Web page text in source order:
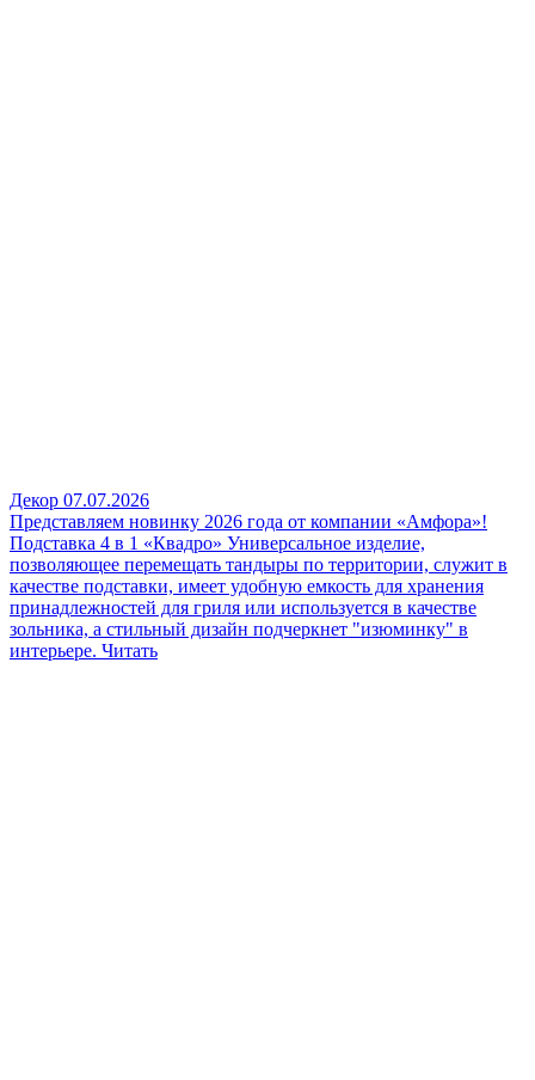
Декор 07.07.2026
Представляем новинку 2026 года от компании «Амфора»!
Подставка 4 в 1 «Квадро» Универсальное изделие,
позволяющее перемещать тандыры по территории, служит в
качестве подставки, имеет удобную емкость для хранения
принадлежностей для гриля или используется в качестве
зольника, а стильный дизайн подчеркнет "изюминку" в
интерьере. Читать